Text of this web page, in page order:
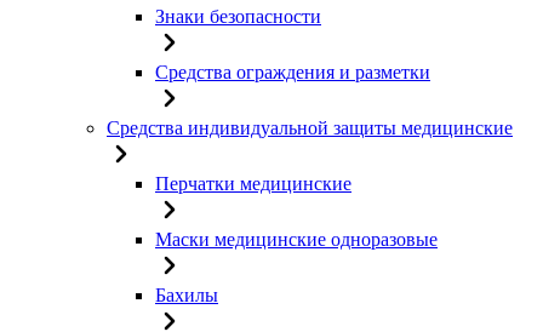
Знаки безопасности
Средства ограждения и разметки
Средства индивидуальной защиты медицинские
Перчатки медицинские
Маски медицинские одноразовые
Бахилы